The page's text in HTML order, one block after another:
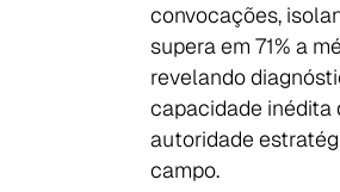
convocações,
supera em 71% a
revelando
capacidade inédita
autoridade
campo.